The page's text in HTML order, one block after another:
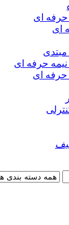
حرفه ای
ای
حرفه ای
حرفه ای